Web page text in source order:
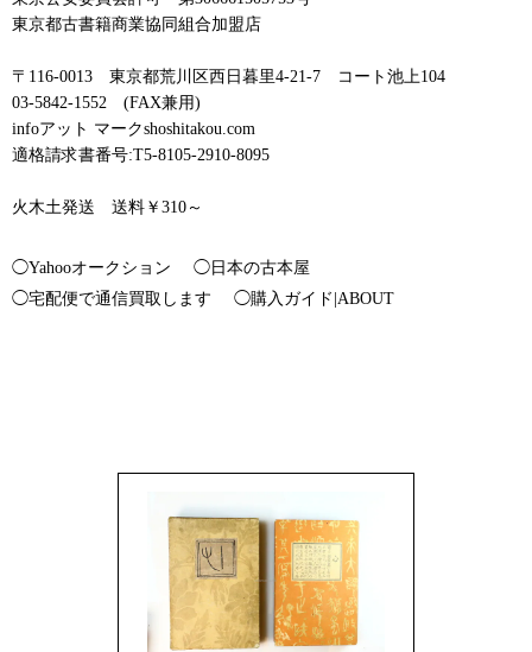
東京都古書籍商業協同組合加盟店
〒116-0013 東京都荒川区西日暮里4-21-7 コート池上104
03-5842-1552 (FAX兼用)
infoアット マークshoshitakou.com
適格請求書番号:T5-8105-2910-8095
火木土発送 送料￥310～
◯Yahooオークション
◯日本の古本屋
◯宅配便で通信買取します
◯購入ガイド|ABOUT